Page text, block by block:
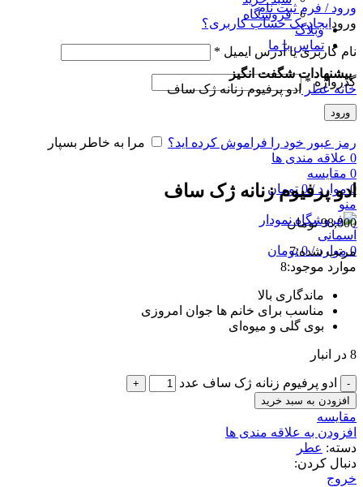
ورود / فرم ثبت نام
ورود ایجاد یک حساب کاربری؟
نام کاربری یا آدرس ایمیل *
گذرواژه*
ورود
رمز عبور خود را فراموش کرده اید؟
مرا به خاطر بسپار
0 علاقه مندی ها
0 مقایسه
0 موارد /
0 تومان
منو
0 موارد /
0 تومان
فروشگاه
وبلاگ
تماس با ما
پیشنهادات شگفت انگیز
خانهعطر ادو پرفیوم زنانه ژک ساف
جدید
برای بزرگنمایی کلیک کنید
ادو پرفیوم زنانه ژک ساف
98,000 تومان
مرتب شده:7
موارد موجود:8
ماندگاری بالا
مناسب برای خانم ها جوان امروزی
بوی گلی و میوه‌ای
8 در انبار
ادو پرفیوم زنانه ژک ساف عدد
افزودن به سبد خرید
مقایسه
افزودن به علاقه مندی ها
دسته: عطر
دنبال کردن:
خروج